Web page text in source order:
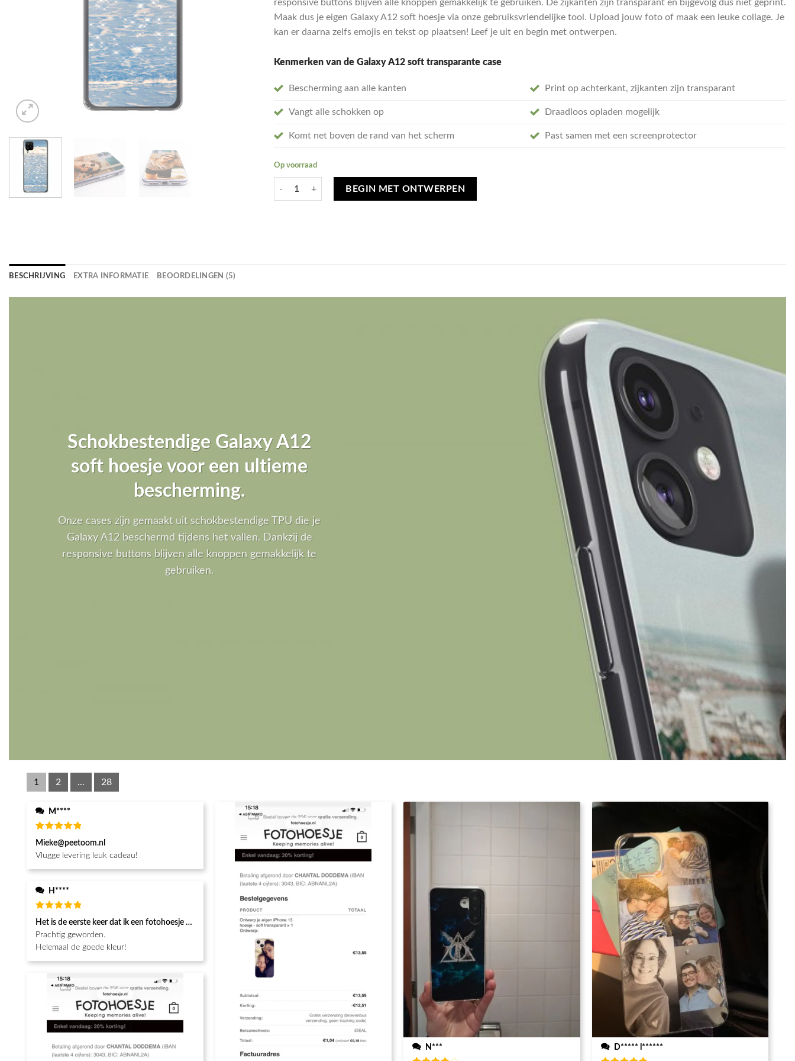
responsive buttons blijven alle knoppen gemakkelijk te gebruiken. De zijkanten zijn transparant en bijgevolg dus niet geprint.
Maak dus je eigen Galaxy A12 soft hoesje via onze gebruiksvriendelijke tool. Upload jouw foto of maak een leuke collage. Je
kan er daarna zelfs emojis en tekst op plaatsen! Leef je uit en begin met ontwerpen.
Kenmerken van de Galaxy A12 soft transparante case
Bescherming aan alle kanten
Vangt alle schokken op
Komt net boven de rand van het scherm
Print op achterkant, zijkanten zijn transparant
Draadloos opladen mogelijk
Past samen met een screenprotector
Op voorraad
Ontwerp je eigen Samsung Galaxy A12 hoesje - soft transparant aantal
BEGIN MET ONTWERPEN
BESCHRIJVING EXTRA INFORMATIE BEOORDELINGEN (5)
Schokbestendige Galaxy A12
soft hoesje voor een ultieme
bescherming.
Onze cases zijn gemaakt uit schokbestendige TPU die je
Galaxy A12 beschermd tijdens het vallen. Dankzij de
responsive buttons blijven alle knoppen gemakkelijk te
gebruiken.
1 2 ... 28
M****
Waardering
5uit 5
Mieke@peetoom.nl
Vlugge levering leuk cadeau!
H****
Waardering
5uit 5
Het is de eerste keer dat ik een fotohoesje en het is prachtig!! besteld heb
Prachtig geworden.
Helemaal de goede kleur!
N*** D***** l******